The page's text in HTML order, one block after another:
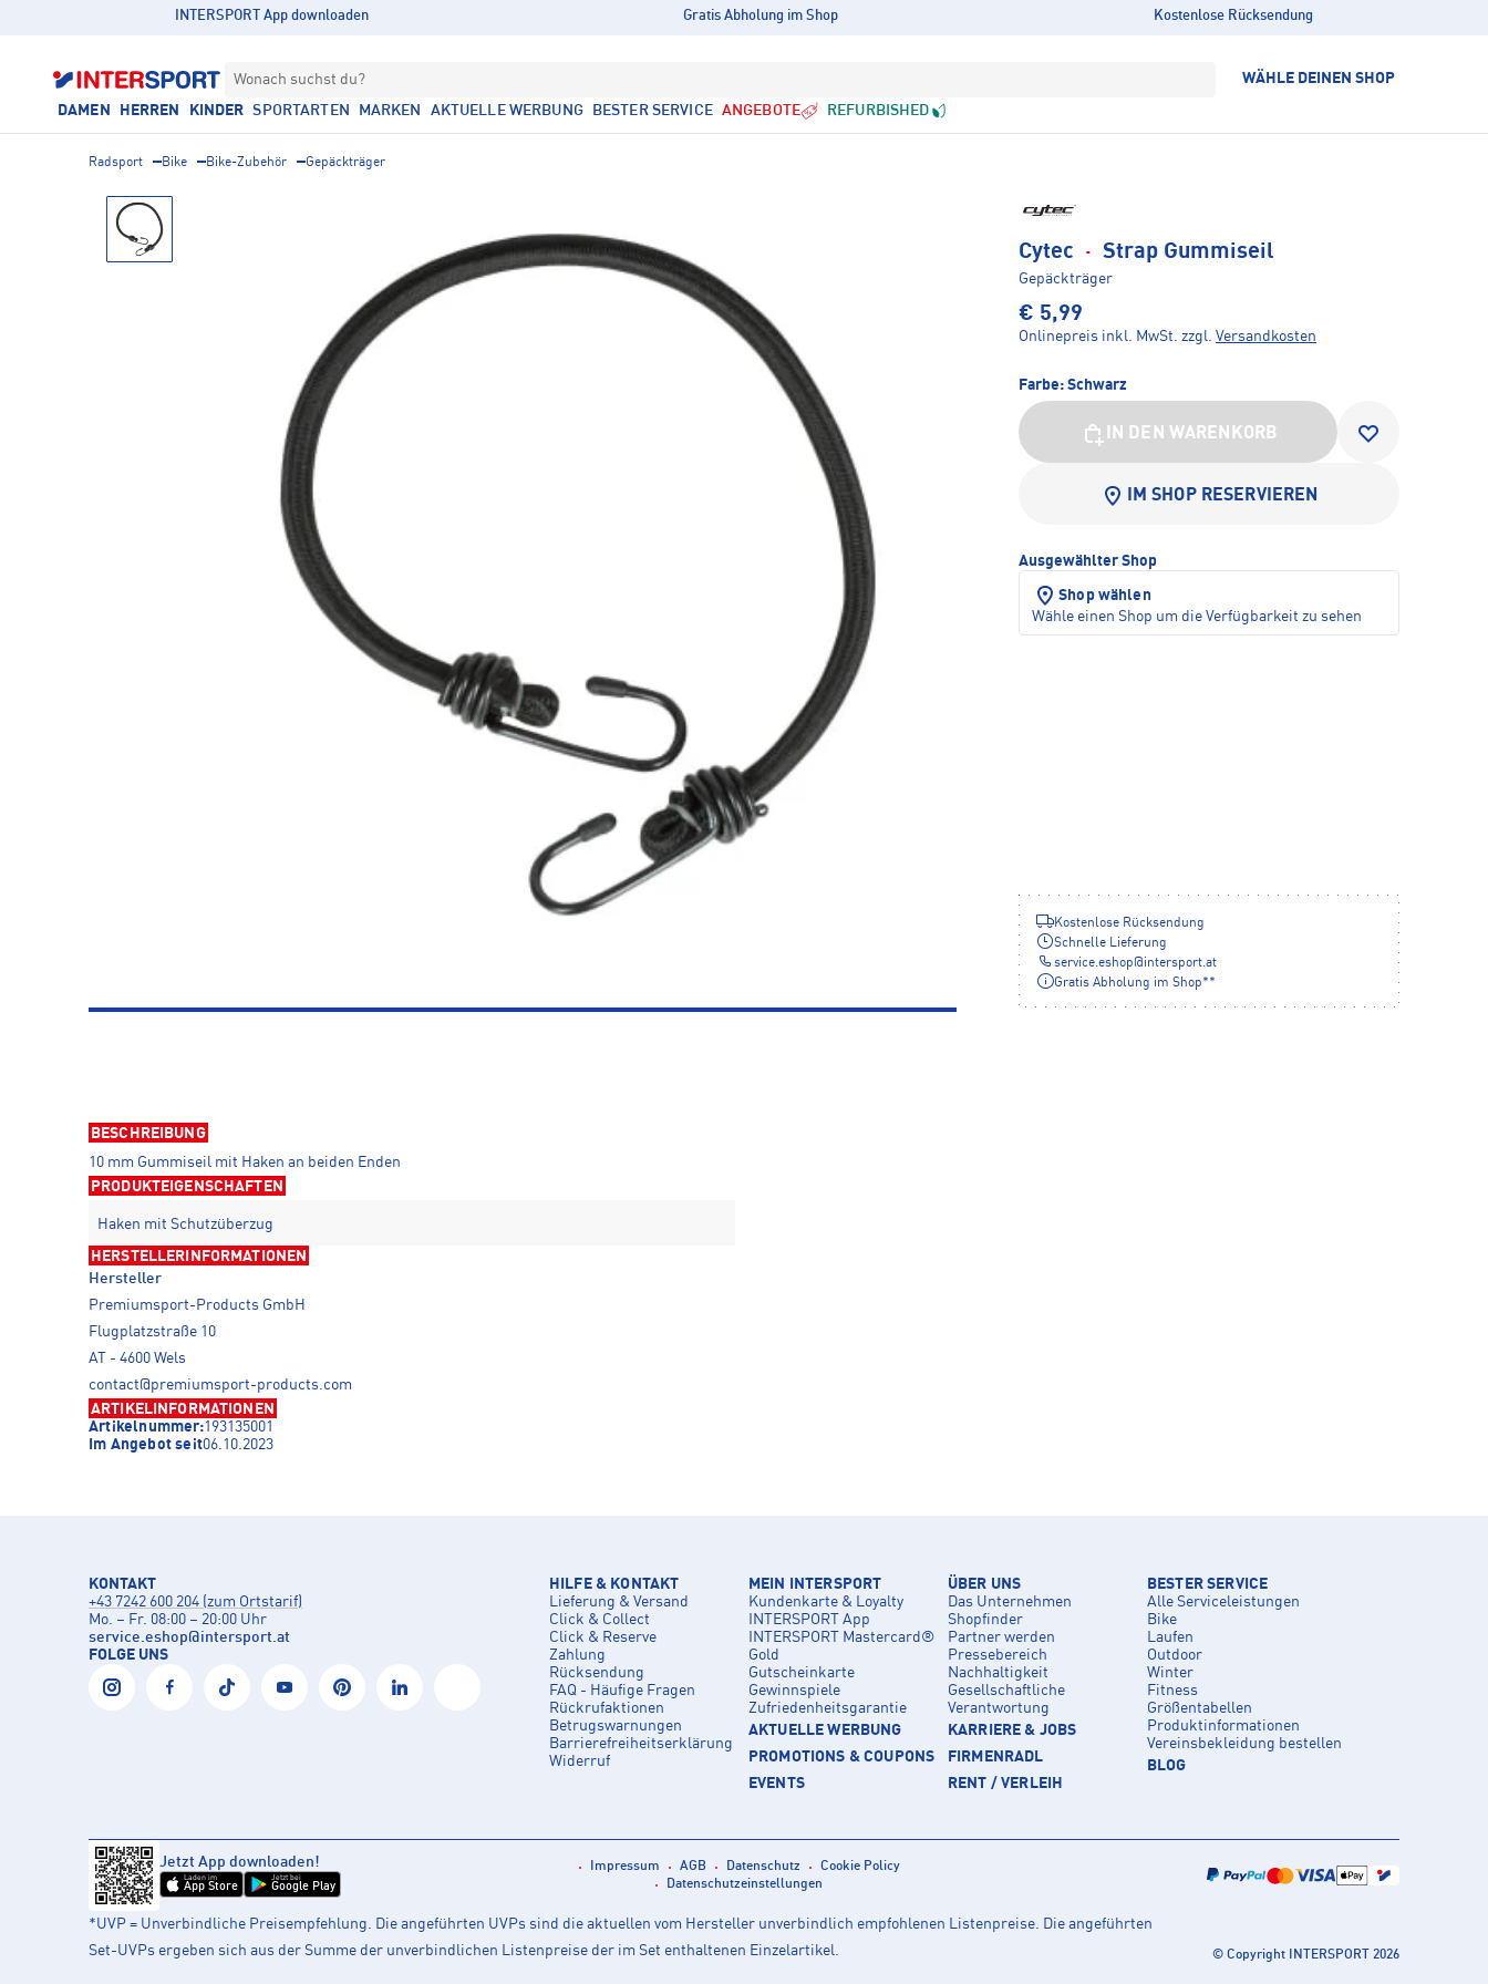
INTERSPORT App downloaden Gratis Abholung im Shop Kostenlose Rücksendung
Wonach suchst du? WÄHLE DEINEN SHOP
DAMEN HERREN KINDER SPORTARTEN MARKEN AKTUELLE WERBUNG BESTER SERVICE ANGEBOTE REFURBISHED
Radsport Bike Bike-Zubehör Gepäckträger
Cytec · Strap Gummiseil
Gepäckträger
€ 5,99
Onlinepreis inkl. MwSt. zzgl. Versandkosten
Farbe: Schwarz
IN DEN WARENKORB
IM SHOP RESERVIEREN
Ausgewählter Shop
Shop wählen
Wähle einen Shop um die Verfügbarkeit zu sehen
Kostenlose Rücksendung
Schnelle Lieferung
service.eshop@intersport.at
Gratis Abholung im Shop**
BESCHREIBUNG
10 mm Gummiseil mit Haken an beiden Enden
PRODUKTEIGENSCHAFTEN
Haken mit Schutzüberzug
HERSTELLERINFORMATIONEN
Hersteller
Premiumsport-Products GmbH
Flugplatzstraße 10
AT - 4600 Wels
contact@premiumsport-products.com
ARTIKELINFORMATIONEN
Artikelnummer:193135001
Im Angebot seit06.10.2023
KONTAKT
+43 7242 600 204 (zum Ortstarif)
Mo. – Fr. 08:00 – 20:00 Uhr
service.eshop@intersport.at
FOLGE UNS
HILFE & KONTAKT
Lieferung & Versand
Click & Collect
Click & Reserve
Zahlung
Rücksendung
FAQ - Häufige Fragen
Rückrufaktionen
Betrugswarnungen
Barrierefreiheitserklärung
Widerruf
MEIN INTERSPORT
Kundenkarte & Loyalty
INTERSPORT App
INTERSPORT Mastercard®
Gold
Gutscheinkarte
Gewinnspiele
Zufriedenheitsgarantie
AKTUELLE WERBUNG
PROMOTIONS & COUPONS
EVENTS
ÜBER UNS
Das Unternehmen
Shopfinder
Partner werden
Pressebereich
Nachhaltigkeit
Gesellschaftliche
Verantwortung
KARRIERE & JOBS
FIRMENRADL
RENT / VERLEIH
BESTER SERVICE
Alle Serviceleistungen
Bike
Laufen
Outdoor
Winter
Fitness
Größentabellen
Produktinformationen
Vereinsbekleidung bestellen
BLOG
Jetzt App downloaden!
Laden im
App Store
Jetzt bei
Google Play
Impressum AGB Datenschutz
Cookie Policy
Datenschutzeinstellungen
*UVP = Unverbindliche Preisempfehlung. Die angeführten UVPs sind die aktuellen vom Hersteller unverbindlich empfohlenen Listenpreise. Die angeführten
Set-UVPs ergeben sich aus der Summe der unverbindlichen Listenpreise der im Set enthaltenen Einzelartikel.
© Copyright INTERSPORT 2026